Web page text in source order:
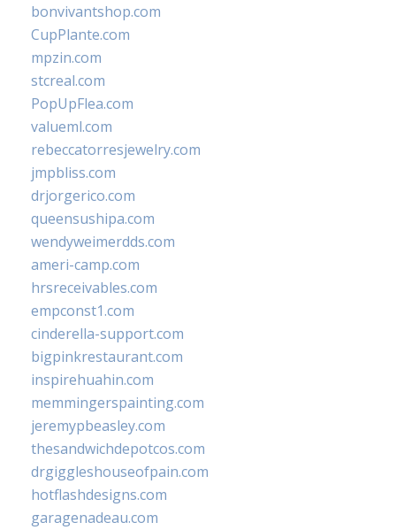
bonvivantshop.com
CupPlante.com
mpzin.com
stcreal.com
PopUpFlea.com
valueml.com
rebeccatorresjewelry.com
jmpbliss.com
drjorgerico.com
queensushipa.com
wendyweimerdds.com
ameri-camp.com
hrsreceivables.com
empconst1.com
cinderella-support.com
bigpinkrestaurant.com
inspirehuahin.com
memmingerspainting.com
jeremypbeasley.com
thesandwichdepotcos.com
drgiggleshouseofpain.com
hotflashdesigns.com
garagenadeau.com